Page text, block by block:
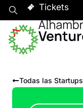
Tickets
Todas las Startups